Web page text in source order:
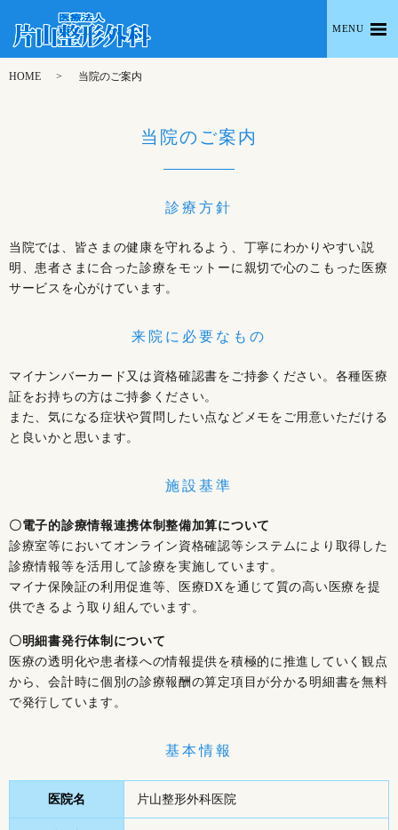
MENU
HOME 当院のご案内
当院のご案内
診療方針
当院では、皆さまの健康を守れるよう、丁寧にわかりやすい説
明、患者さまに合った診療をモットーに親切で心のこもった医療
サービスを心がけています。
来院に必要なもの
マイナンバーカード又は資格確認書をご持参ください。各種医療
証をお持ちの方はご持参ください。
また、気になる症状や質問したい点などメモをご用意いただける
と良いかと思います。
施設基準
〇電子的診療情報連携体制整備加算について
診療室等においてオンライン資格確認等システムにより取得した
診療情報等を活用して診療を実施しています。
マイナ保険証の利用促進等、医療DXを通じて質の高い医療を提
供できるよう取り組んでいます。
〇明細書発行体制について
医療の透明化や患者様への情報提供を積極的に推進していく観点
から、会計時に個別の診療報酬の算定項目が分かる明細書を無料
で発行しています。
基本情報
医院名 片山整形外科医院